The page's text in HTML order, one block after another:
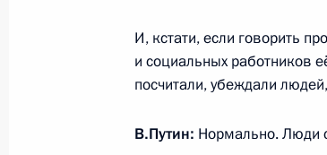
1 сентября 2021 года, 15:00
И, кстати, если говорить
и социальных работников
посчитали, убеждали
В.Путин: Нормально. Люди